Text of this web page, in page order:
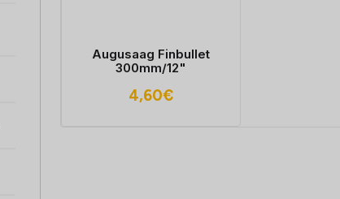
Augusaag Finbullet
300mm/12"
4,60€